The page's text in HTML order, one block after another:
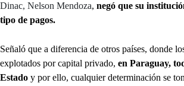
Dinac, Nelson Mendoza, negó que su
tipo de pagos.
Señaló que a diferencia de otros países, donde
explotados por capital privado, en Paraguay,
Estado y por ello, cualquier determinación se